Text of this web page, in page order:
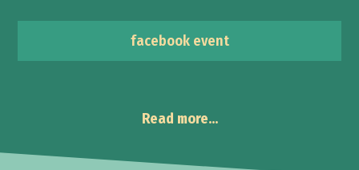
facebook event
Read more...